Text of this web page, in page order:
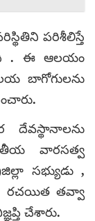
పరిశీలిస్తే
. ఈ ఆలయం
బాగోగులను
దేవస్థానాలను
వారసత్వ
సభ్యుడు ,
రచయిత తవ్వా
చేశారు.